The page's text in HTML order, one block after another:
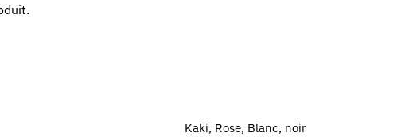
Kaki, Rose, Blanc, noir